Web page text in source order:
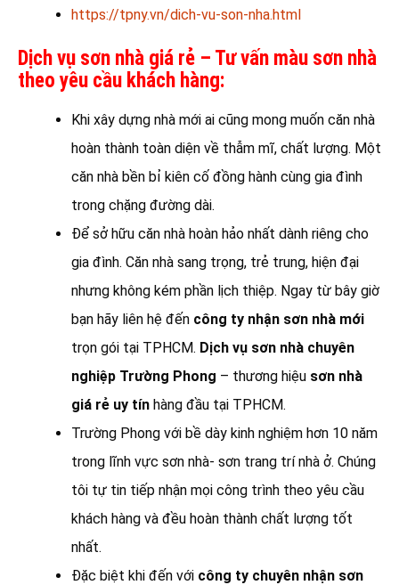
https://tpny.vn/dich-vu-son-nha.html
Dịch vụ sơn nhà giá rẻ – Tư vấn màu sơn nhà
theo yêu cầu khách hàng:
Khi xây dựng nhà mới ai cũng mong muốn căn nhà
hoàn thành toàn diện về thẫm mĩ, chất lượng. Một
căn nhà bền bỉ kiên cố đồng hành cùng gia đình
trong chặng đường dài.
Để sở hữu căn nhà hoàn hảo nhất dành riêng cho
gia đình. Căn nhà sang trọng, trẻ trung, hiện đại
nhưng không kém phần lịch thiệp. Ngay từ bây giờ
bạn hãy liên hệ đến công ty nhận sơn nhà mới
trọn gói tại TPHCM. Dịch vụ sơn nhà chuyên
nghiệp Trường Phong – thương hiệu sơn nhà
giá rẻ uy tín hàng đầu tại TPHCM.
Trường Phong với bề dày kinh nghiệm hơn 10 năm
trong lĩnh vực sơn nhà- sơn trang trí nhà ở. Chúng
tôi tự tin tiếp nhận mọi công trình theo yêu cầu
khách hàng và đều hoàn thành chất lượng tốt
nhất.
Đặc biệt khi đến với công ty chuyên nhận sơn